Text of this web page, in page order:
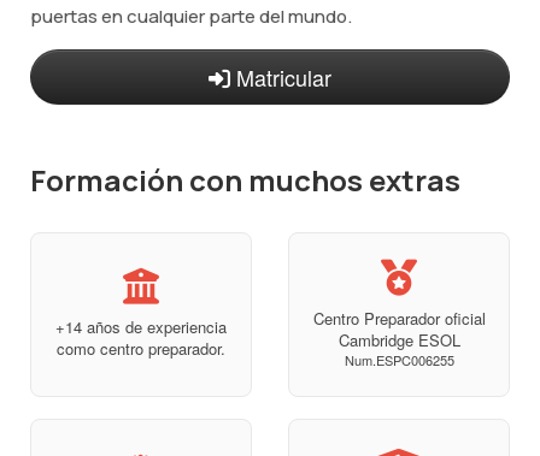
puertas en cualquier parte del mundo.
Matricular
Formación con muchos extras
+14 años de experiencia
como centro preparador.
Centro Preparador oficial
Cambridge ESOL
Num.ESPC006255